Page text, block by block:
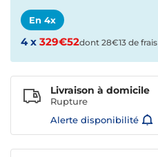
En 4x
4 x 329€52dont 28€13 de frais
Livraison à domicile
Rupture
Alerte disponibilité